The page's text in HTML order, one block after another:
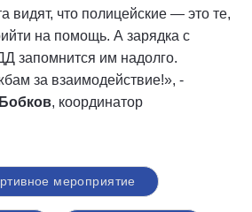
видят, что полицейские — это те,
на помощь. А зарядка с
запомнится им надолго.
за взаимодействие!», -
, координатор
мероприятие